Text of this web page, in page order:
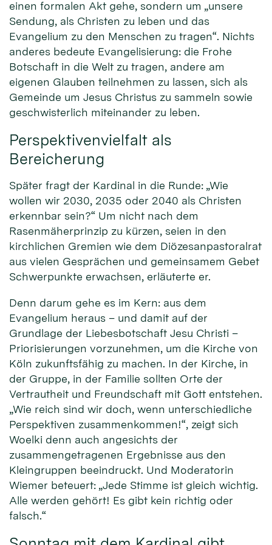
einen formalen Akt gehe, sondern um „unsere
Sendung, als Christen zu leben und das
Evangelium zu den Menschen zu tragen“. Nichts
anderes bedeute Evangelisierung: die Frohe
Botschaft in die Welt zu tragen, andere am
eigenen Glauben teilnehmen zu lassen, sich als
Gemeinde um Jesus Christus zu sammeln sowie
geschwisterlich miteinander zu leben.
Perspektivenvielfalt als
Bereicherung
Später fragt der Kardinal in die Runde: „Wie
wollen wir 2030, 2035 oder 2040 als Christen
erkennbar sein?“ Um nicht nach dem
Rasenmäherprinzip zu kürzen, seien in den
kirchlichen Gremien wie dem Diözesanpastoralrat
aus vielen Gesprächen und gemeinsamem Gebet
Schwerpunkte erwachsen, erläuterte er.
Denn darum gehe es im Kern: aus dem
Evangelium heraus – und damit auf der
Grundlage der Liebesbotschaft Jesu Christi –
Priorisierungen vorzunehmen, um die Kirche von
Köln zukunftsfähig zu machen. In der Kirche, in
der Gruppe, in der Familie sollten Orte der
Vertrautheit und Freundschaft mit Gott entstehen.
„Wie reich sind wir doch, wenn unterschiedliche
Perspektiven zusammenkommen!“, zeigt sich
Woelki denn auch angesichts der
zusammengetragenen Ergebnisse aus den
Kleingruppen beeindruckt. Und Moderatorin
Wiemer beteuert: „Jede Stimme ist gleich wichtig.
Alle werden gehört! Es gibt kein richtig oder
falsch.“